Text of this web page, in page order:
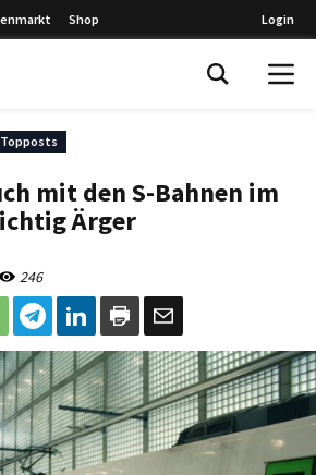
Shop Login
Topposts
mit den S-Bahnen im
Ärger
246